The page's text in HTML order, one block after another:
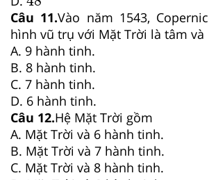
Câu 11.Vào năm 1543,
hình vũ trụ với Mặt Trời là tâm và
A. 9 hành tinh.
B. 8 hành tinh.
C. 7 hành tinh.
D. 6 hành tinh.
Câu 12.Hệ Mặt Trời gồm
A. Mặt Trời và 6 hành tinh.
B. Mặt Trời và 7 hành tinh.
C. Mặt Trời và 8 hành tinh.